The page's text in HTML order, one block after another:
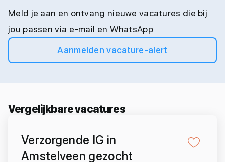
Meld je aan en ontvang nieuwe vacatures die bij
jou passen via e-mail en WhatsApp
Aanmelden vacature-alert
Vergelijkbare vacatures
Verzorgende IG in
Amstelveen gezocht